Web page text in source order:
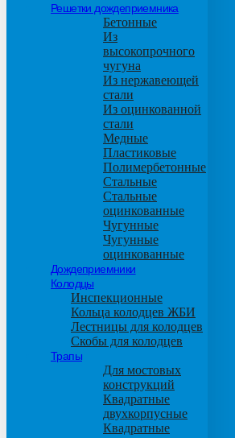
Решетки дождеприемника
Бетонные
Из
высокопрочного
чугуна
Из нержавеющей
стали
Из оцинкованной
стали
Медные
Пластиковые
Полимербетонные
Стальные
Стальные
оцинкованные
Чугунные
Чугунные
оцинкованные
Дождеприемники
Колодцы
Инспекционные
Кольца колодцев ЖБИ
Лестницы для колодцев
Скобы для колодцев
Трапы
Для мостовых
конструкций
Квадратные
двухкорпусные
Квадратные